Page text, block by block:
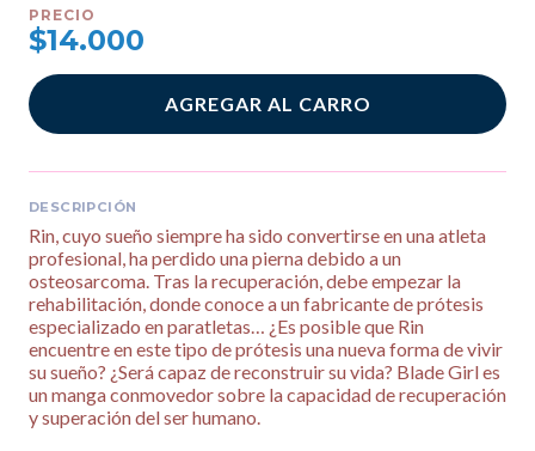
PRECIO
$14.000
AGREGAR AL CARRO
DESCRIPCIÓN
Rin, cuyo sueño siempre ha sido convertirse en una atleta
profesional, ha perdido una pierna debido a un
osteosarcoma. Tras la recuperación, debe empezar la
rehabilitación, donde conoce a un fabricante de prótesis
especializado en paratletas… ¿Es posible que Rin
encuentre en este tipo de prótesis una nueva forma de vivir
su sueño? ¿Será capaz de reconstruir su vida? Blade Girl es
un manga conmovedor sobre la capacidad de recuperación
y superación del ser humano.